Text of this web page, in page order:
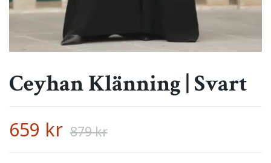
Ceyhan Klänning | Svart
659 kr 879 kr